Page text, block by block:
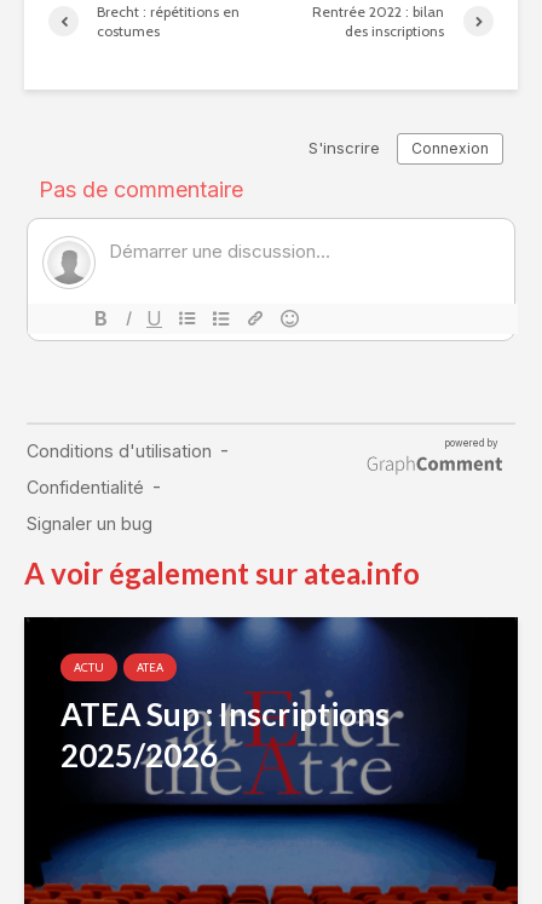
Brecht : répétitions en
costumes
Rentrée 2022 : bilan
des inscriptions
A voir également sur atea.info
ACTU ATEA
ATEA Sup : Inscriptions
2025/2026